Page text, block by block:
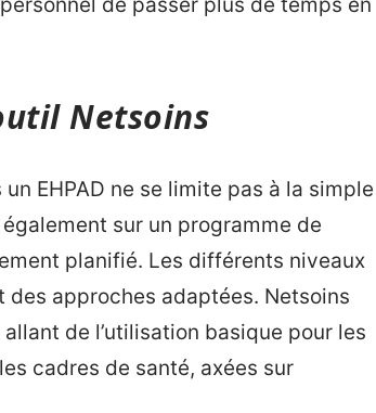
Netsoins
EHPAD ne se limite pas à la simple
sur un programme de
planifié. Les différents niveaux
approches adaptées. Netsoins
de l’utilisation basique pour les
cadres de santé, axées sur